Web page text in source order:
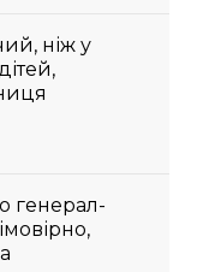
ніж у
генерал-